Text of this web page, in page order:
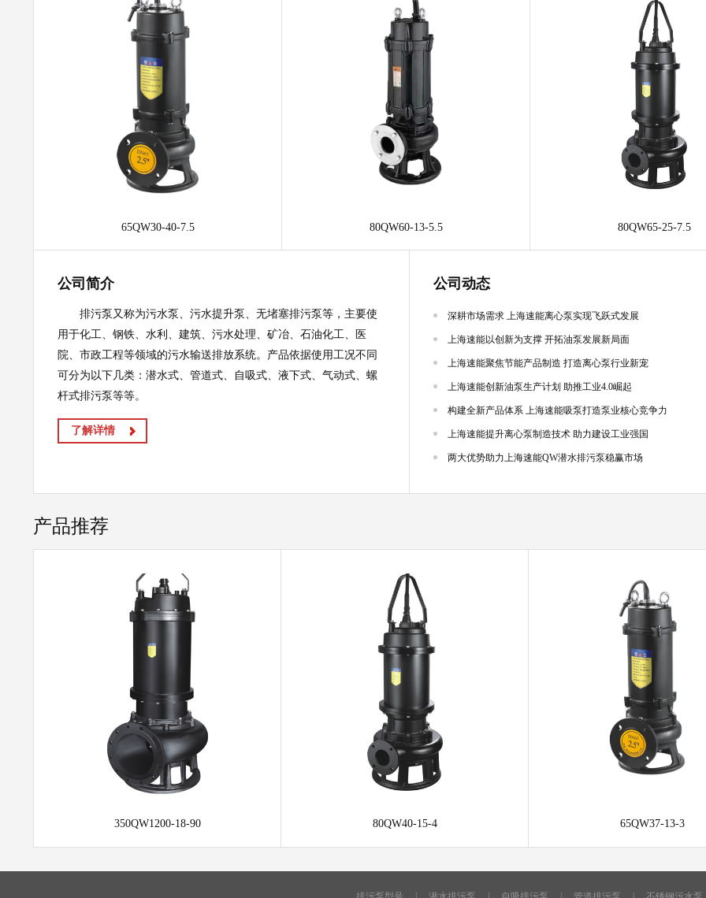
65QW30-40-7.5 80QW60-13-5.5 80QW65-25-7.5
公司简介
排污泵又称为污水泵、污水提升泵、无堵塞排污泵等，主要使
用于化工、钢铁、水利、建筑、污水处理、矿冶、石油化工、医
院、市政工程等领域的污水输送排放系统。产品依据使用工况不同
可分为以下几类：潜水式、管道式、自吸式、液下式、气动式、螺
杆式排污泵等等。
了解详情
公司动态
深耕市场需求 上海速能离心泵实现飞跃式发展
上海速能以创新为支撑 开拓油泵发展新局面
上海速能聚焦节能产品制造 打造离心泵行业新宠
上海速能创新油泵生产计划 助推工业4.0崛起
构建全新产品体系 上海速能吸泵打造泵业核心竞争力
上海速能提升离心泵制造技术 助力建设工业强国
两大优势助力上海速能QW潜水排污泵稳赢市场
产品推荐
350QW1200-18-90 80QW40-15-4 65QW37-13-3